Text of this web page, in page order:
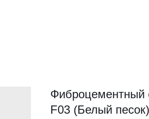
Фиброцементный
F03 (Белый песок)